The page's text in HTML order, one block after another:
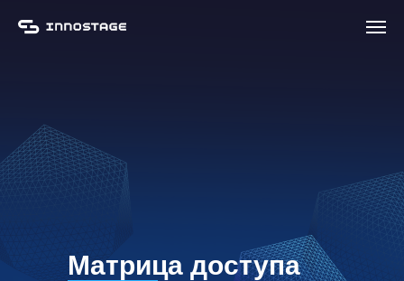
Матрица доступа